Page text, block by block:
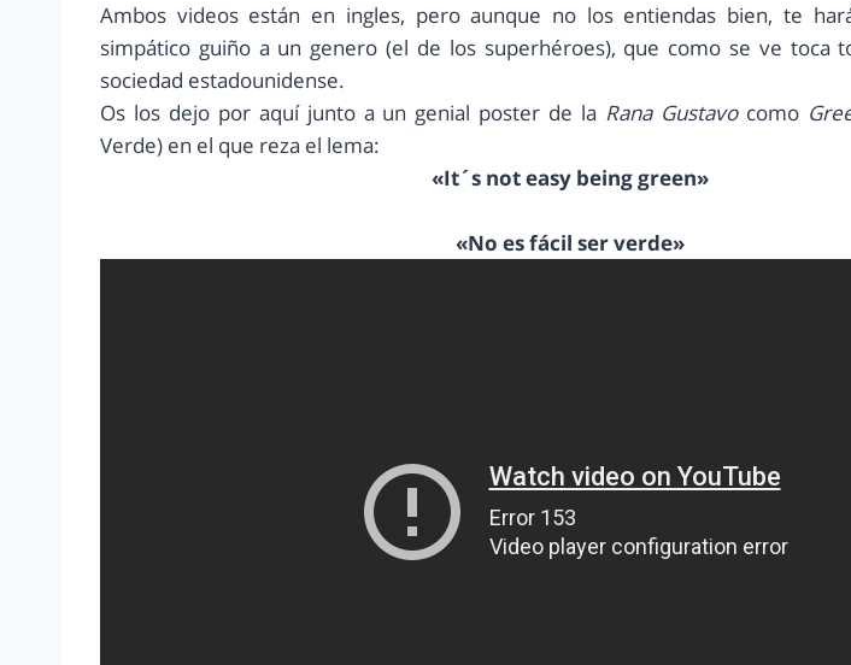
Ambos videos están en ingles, pero aunque no los entiendas bien, te
simpático guiño a un genero (el de los superhéroes), que como se ve toca
sociedad estadounidense.
Os los dejo por aquí junto a un genial poster de la Rana Gustavo como
Verde) en el que reza el lema:
«It´s not easy being green»
«No es fácil ser verde»